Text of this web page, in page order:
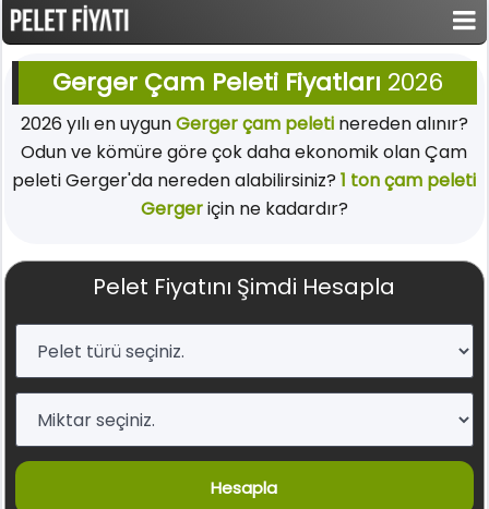
Gerger Çam Peleti Fiyatları 2026
2026 yılı en uygunGerger çam peletinereden alınır?
Odun ve kömüre göre çok daha ekonomik olan Çam
peleti Gerger'da nereden alabilirsiniz?1 ton çam peleti
Gergeriçin ne kadardır?
Pelet Fiyatını Şimdi Hesapla
Hesapla